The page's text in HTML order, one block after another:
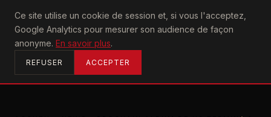
Ce site utilise un cookie de session et, si vous l'acceptez,
Google Analytics pour mesurer son audience de façon
anonyme. En savoir plus.
REFUSER ACCEPTER
U2achtung
ACCUEIL